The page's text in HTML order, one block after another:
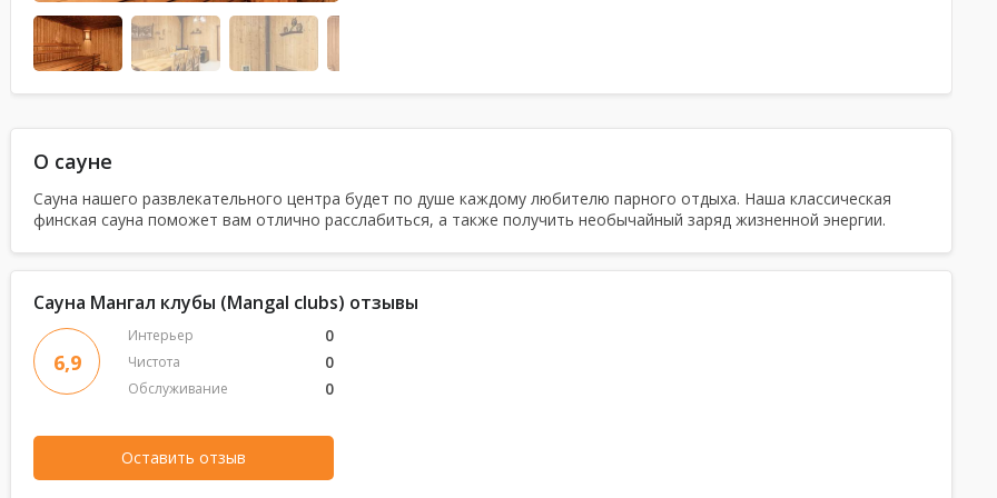
О сауне
Сауна нашего развлекательного центра будет по душе каждому любителю парного отдыха. Наша классическая
финская сауна поможет вам отлично расслабиться, а также получить необычайный заряд жизненной энергии.
Сауна Мангал клубы (Mangal clubs) отзывы
6,9
Интерьер 0
Чистота 0
Обслуживание 0
Оставить отзыв